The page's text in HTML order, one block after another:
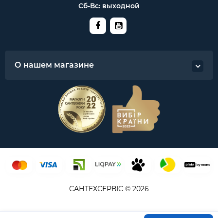
Сб-Вс: выходной
О нашем магазине
САНТЕХСЕРВІС © 2026